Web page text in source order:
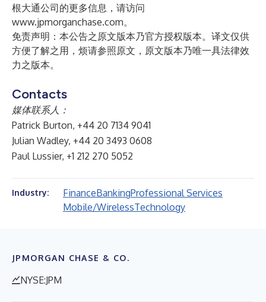
根大通公司的更多信息，请访问
www.jpmorganchase.com。
免责声明：本公告之原文版本乃官方授权版本。译文仅供
方便了解之用，烦请参照原文，原文版本乃唯一具法律效
力之版本。
Contacts
媒体联系人：
Patrick Burton, +44 20 7134 9041
Julian Wadley, +44 20 3493 0608
Paul Lussier, +1 212 270 5052
Industry: FinanceBankingProfessional Services
Mobile/WirelessTechnology
JPMORGAN CHASE & CO.
NYSE:JPM